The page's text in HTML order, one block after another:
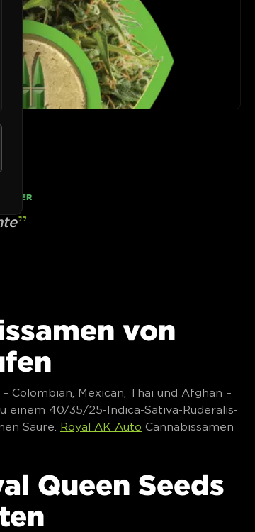
LAGER
von
Colombian, Mexican, Thai und Afghan –
einem 40/35/25-Indica-Sativa-Ruderalis-
Säure. Royal AK Auto Cannabissamen
Queen Seeds